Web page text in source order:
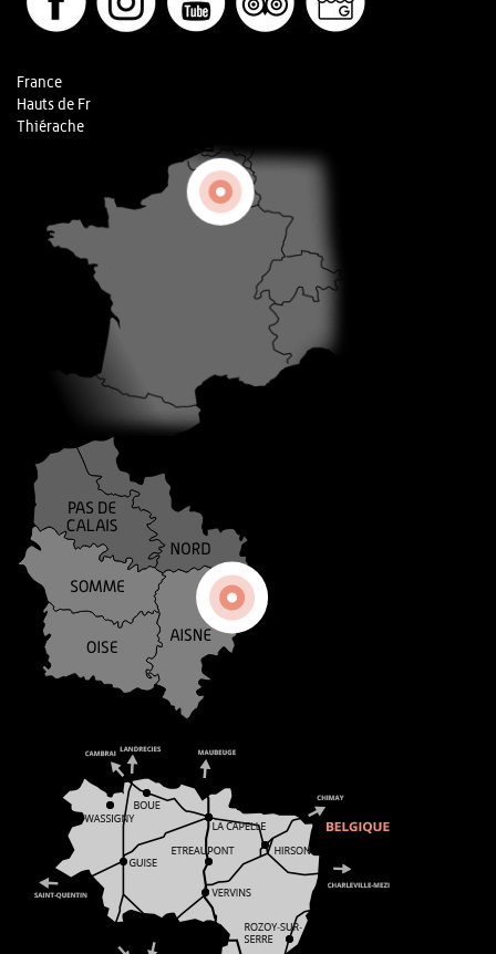
France
Hauts de Fr
Thiérache